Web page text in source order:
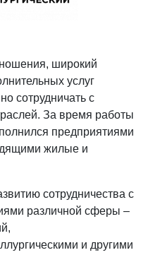
широкий
услуг
сотрудничать с
За время работы
предприятиями
жилые и
сотрудничества с
различной сферы –
и другими